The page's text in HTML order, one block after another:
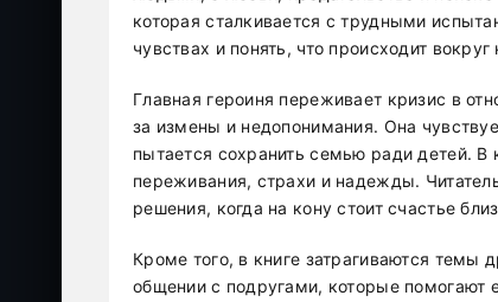
которая сталкивается с трудными
чувствах и понять, что происходит вокруг
Главная героиня переживает кризис в
за измены и недопонимания. Она
пытается сохранить семью ради детей. В
переживания, страхи и надежды.
решения, когда на кону стоит счастье
Кроме того, в книге затрагиваются
общении с подругами, которые помогают